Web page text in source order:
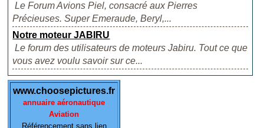
Le Forum Avions Piel, consacré aux Pierres
Précieuses. Super Emeraude, Beryl,...
Notre moteur JABIRU
Le forum des utilisateurs de moteurs Jabiru. Tout ce que
vous avez voulu savoir sur ce...
www.choosepictures.fr
annuaire aéronautique
Aviation
Référencement sans lien